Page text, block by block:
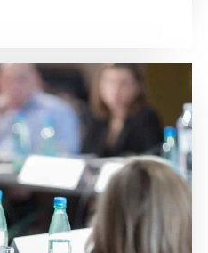
de Confidentialité